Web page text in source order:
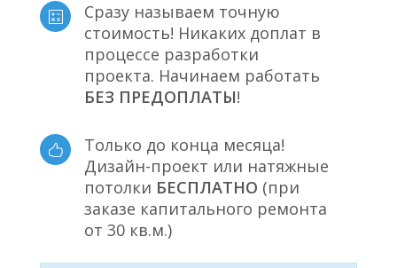
Сразу называем точную
стоимость! Никаких доплат в
процессе разработки
проекта. Начинаем работать
БЕЗ ПРЕДОПЛАТЫ!
Только до конца месяца!
Дизайн-проект или натяжные
потолки БЕСПЛАТНО (при
заказе капитального ремонта
от 30 кв.м.)